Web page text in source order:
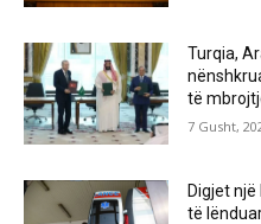
Turqia,
të
7 Gusht,
Digjet
të